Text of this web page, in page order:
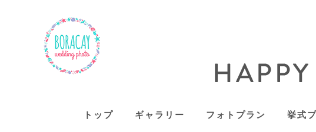
トップ ギャラリー フォトプラン 挙式